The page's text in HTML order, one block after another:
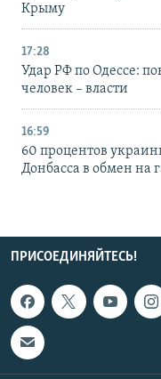
Крыму
17:28
Удар РФ по Одессе:
человек – власти
16:59
60 процентов
Донбасса в обмен на
ПРИСОЕДИНЯЙТЕСЬ!